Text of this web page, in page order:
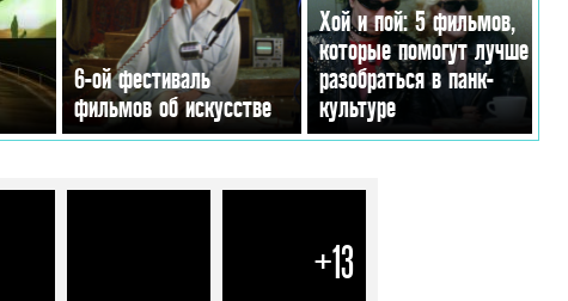
6-ой фестиваль
фильмов об искусстве
Хой и пой: 5 фильмов,
которые помогут лучше
разобраться в панк-
культуре
+13